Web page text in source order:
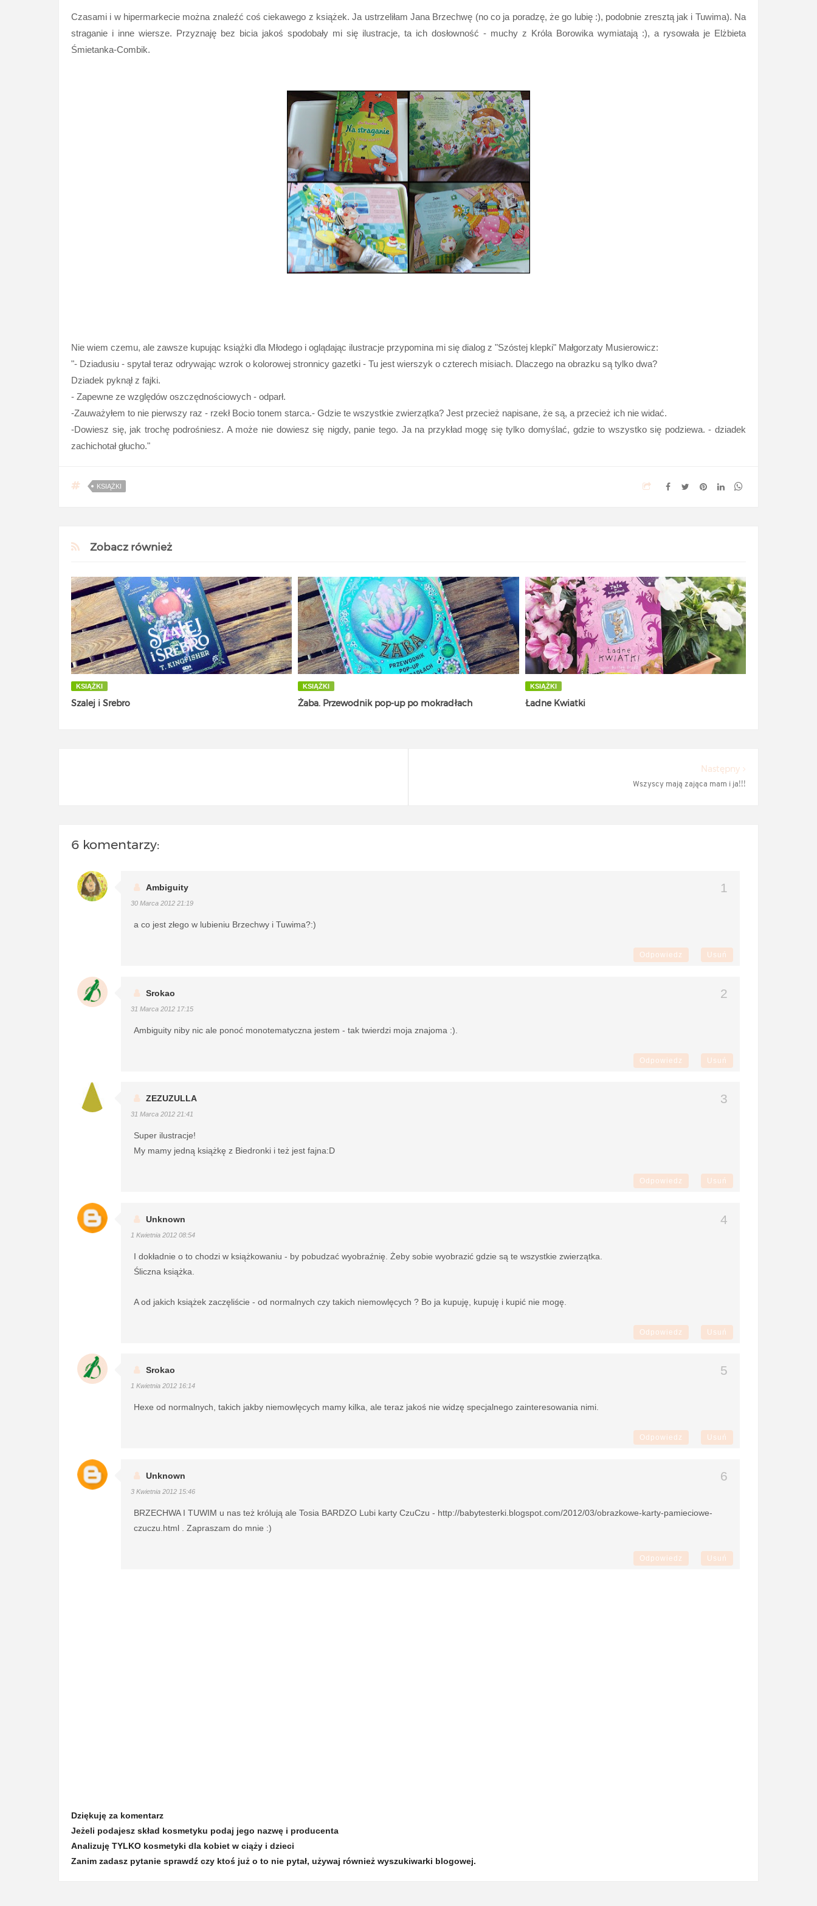
Czasami i w hipermarkecie można znaleźć coś ciekawego z książek. Ja ustrzeliłam Jana Brzechwę (no co ja poradzę, że go lubię :), podobnie zresztą jak i Tuwima). Na
straganie i inne wiersze. Przyznaję bez bicia jakoś spodobały mi się ilustracje, ta ich dosłowność - muchy z Króla Borowika wymiatają :), a rysowała je Elżbieta
Śmietanka-Combik.
Nie wiem czemu, ale zawsze kupując książki dla Młodego i oglądając ilustracje przypomina mi się dialog z "Szóstej klepki" Małgorzaty Musierowicz:
"- Dziadusiu - spytał teraz odrywając wzrok o kolorowej stronnicy gazetki - Tu jest wierszyk o czterech misiach. Dlaczego na obrazku są tylko dwa?
Dziadek pyknął z fajki.
- Zapewne ze względów oszczędnościowych - odparł.
-Zauważyłem to nie pierwszy raz - rzekł Bocio tonem starca.- Gdzie te wszystkie zwierzątka? Jest przecież napisane, że są, a przecież ich nie widać.
-Dowiesz się, jak trochę podrośniesz. A może nie dowiesz się nigdy, panie tego. Ja na przykład mogę się tylko domyślać, gdzie to wszystko się podziewa. - dziadek
zachichotał głucho."
KSIĄŻKI
Zobacz również
KSIĄŻKI
Szalej i Srebro
KSIĄŻKI
Żaba. Przewodnik pop-up po mokradłach
KSIĄŻKI
Ładne Kwiatki
Następny
Wszyscy mają zająca mam i ja!!!
6 komentarzy:
Ambiguity
30 Marca 2012 21:19
a co jest złego w lubieniu Brzechwy i Tuwima?:)
Odpowiedz Usuń
Srokao
31 Marca 2012 17:15
Ambiguity niby nic ale ponoć monotematyczna jestem - tak twierdzi moja znajoma :).
Odpowiedz Usuń
ZEZUZULLA
31 Marca 2012 21:41
Super ilustracje!
My mamy jedną książkę z Biedronki i też jest fajna:D
Odpowiedz Usuń
Unknown
1 Kwietnia 2012 08:54
I dokładnie o to chodzi w książkowaniu - by pobudzać wyobraźnię. Żeby sobie wyobrazić gdzie są te wszystkie zwierzątka.
Śliczna książka.
A od jakich książek zaczęliście - od normalnych czy takich niemowlęcych ? Bo ja kupuję, kupuję i kupić nie mogę.
Odpowiedz Usuń
Srokao
1 Kwietnia 2012 16:14
Hexe od normalnych, takich jakby niemowlęcych mamy kilka, ale teraz jakoś nie widzę specjalnego zainteresowania nimi.
Odpowiedz Usuń
Unknown
3 Kwietnia 2012 15:46
BRZECHWA I TUWIM u nas też królują ale Tosia BARDZO Lubi karty CzuCzu - http://babytesterki.blogspot.com/2012/03/obrazkowe-karty-pamieciowe-
czuczu.html . Zapraszam do mnie :)
Odpowiedz Usuń
Dziękuję za komentarz
Jeżeli podajesz skład kosmetyku podaj jego nazwę i producenta
Analizuję TYLKO kosmetyki dla kobiet w ciąży i dzieci
Zanim zadasz pytanie sprawdź czy ktoś już o to nie pytał, używaj również wyszukiwarki blogowej.